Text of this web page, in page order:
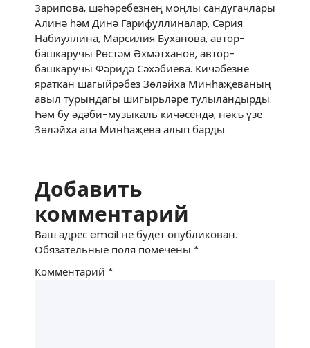
Зарипова, шәһәребезнең моңлы сандугачлары
Алинә һәм Динә Гарифуллиналар, Сәрия
Набиуллина, Марсилия Буханова, автор-
башкаручы Рөстәм Әхмәтханов, автор-
башкаручы Фәридә Сәхәбиева. Кичәбезне
яраткан шагыйрәбез Зөләйха Минһаҗеваның
авыл турындагы шигырьләре тулыландырды.
Һәм бу әдәби-музыкаль кичәсендә, нәкъ үзе
Зөләйха апа Минһаҗева алып барды.
Добавить
комментарий
Ваш адрес email не будет опубликован.
Обязательные поля помечены *
Комментарий *